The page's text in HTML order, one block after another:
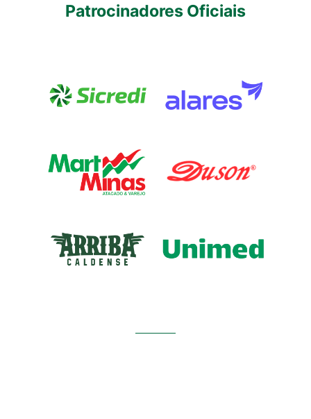
Patrocinadores Oficiais